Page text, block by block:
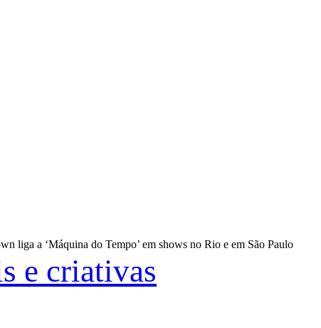
liga a ‘Máquina do Tempo’ em shows no Rio e em São Paulo
e criativas